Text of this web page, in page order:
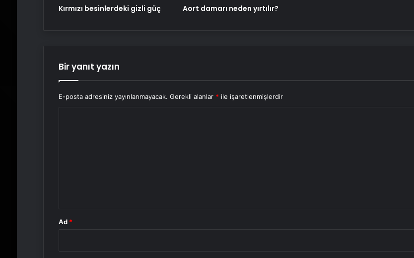
Kırmızı besinlerdeki gizli güç Aort damarı neden yırtılır?
Bir yanıt yazın
E-posta adresiniz yayınlanmayacak. Gerekli alanlar * ile işaretlenmişlerdir
Ad *